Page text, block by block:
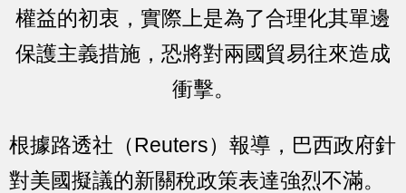
權益的初衷，實際上是為了合理化其單邊
保護主義措施，恐將對兩國貿易往來造成
衝擊。
根據路透社（Reuters）報導，巴西政府針
對美國擬議的新關稅政策表達強烈不滿。